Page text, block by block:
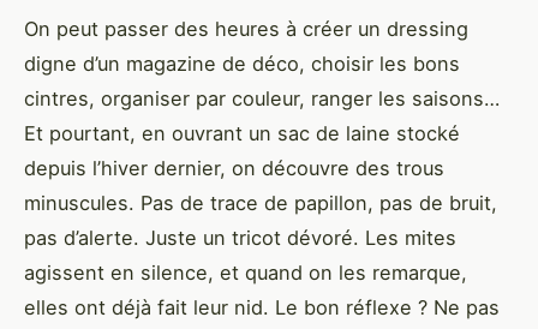
On peut passer des heures à créer un dressing
digne d’un magazine de déco, choisir les bons
cintres, organiser par couleur, ranger les saisons…
Et pourtant, en ouvrant un sac de laine stocké
depuis l’hiver dernier, on découvre des trous
minuscules. Pas de trace de papillon, pas de bruit,
pas d’alerte. Juste un tricot dévoré. Les mites
agissent en silence, et quand on les remarque,
elles ont déjà fait leur nid. Le bon réflexe ? Ne pas